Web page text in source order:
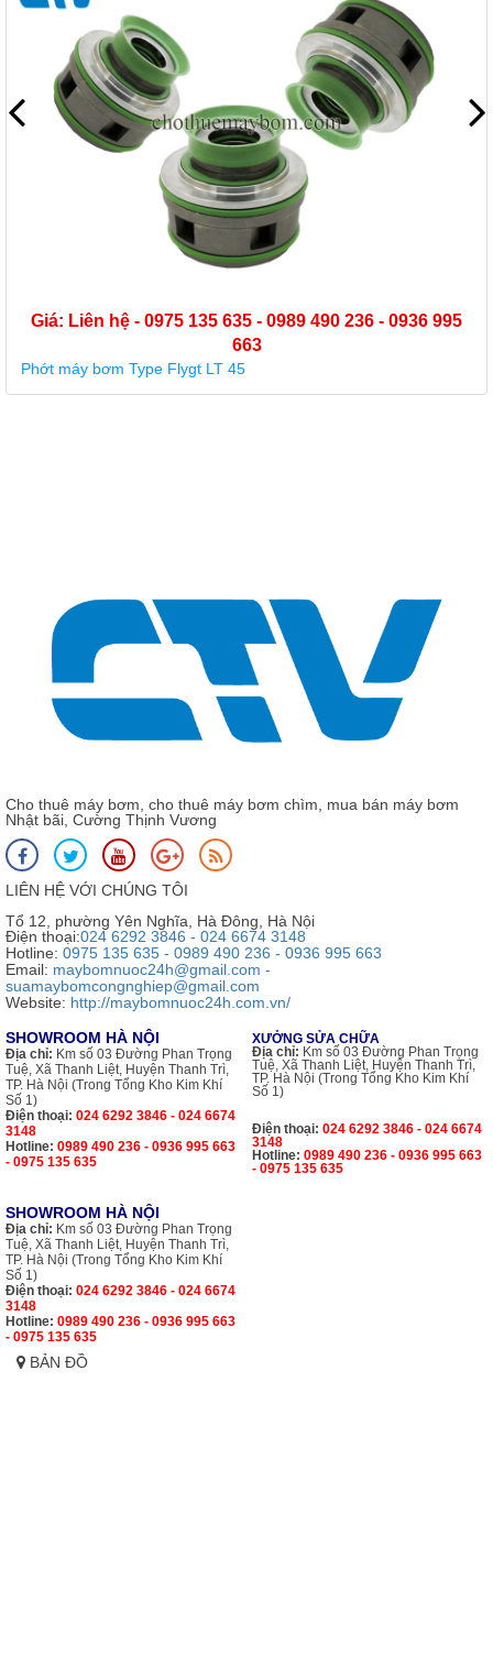
Cho thuê máy bơm, cho thuê máy bơm chìm, mua bán máy bơm
Nhật bãi, Cường Thịnh Vương
LIÊN HỆ VỚI CHÚNG TÔI
Tổ 12, phường Yên Nghĩa, Hà Đông, Hà Nội
Điện thoại:024 6292 3846 - 024 6674 3148
Hotline: 0975 135 635 - 0989 490 236 - 0936 995 663
Email: maybomnuoc24h@gmail.com -
suamaybomcongnghiep@gmail.com
Website: http://maybomnuoc24h.com.vn/
SHOWROOM HÀ NỘI
Địa chỉ: Km số 03 Đường Phan Trọng
Tuệ, Xã Thanh Liệt, Huyện Thanh Trì,
TP. Hà Nội (Trong Tổng Kho Kim Khí
Số 1)
Điện thoại: 024 6292 3846 - 024 6674
3148
Hotline: 0989 490 236 - 0936 995 663
- 0975 135 635
XƯỞNG SỬA CHỮA
Địa chỉ: Km số 03 Đường Phan Trọng
Tuệ, Xã Thanh Liệt, Huyện Thanh Trì,
TP. Hà Nội (Trong Tổng Kho Kim Khí
Số 1)
Điện thoại: 024 6292 3846 - 024 6674
3148
Hotline: 0989 490 236 - 0936 995 663
- 0975 135 635
SHOWROOM HÀ NỘI
Địa chỉ: Km số 03 Đường Phan Trọng
Tuệ, Xã Thanh Liệt, Huyện Thanh Trì,
TP. Hà Nội (Trong Tổng Kho Kim Khí
Số 1)
Điện thoại: 024 6292 3846 - 024 6674
3148
Hotline: 0989 490 236 - 0936 995 663
- 0975 135 635
BẢN ĐỒ